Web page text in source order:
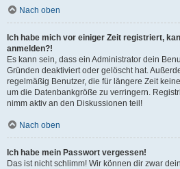
Nach oben
Ich habe mich vor einiger Zeit registriert,
anmelden?!
Es kann sein, dass ein Administrator dein
Gründen deaktiviert oder gelöscht hat.
regelmäßig Benutzer, die für längere Zeit
um die Datenbankgröße zu verringern.
nimm aktiv an den Diskussionen teil!
Nach oben
Ich habe mein Passwort vergessen!
Das ist nicht schlimm! Wir können dir zwar